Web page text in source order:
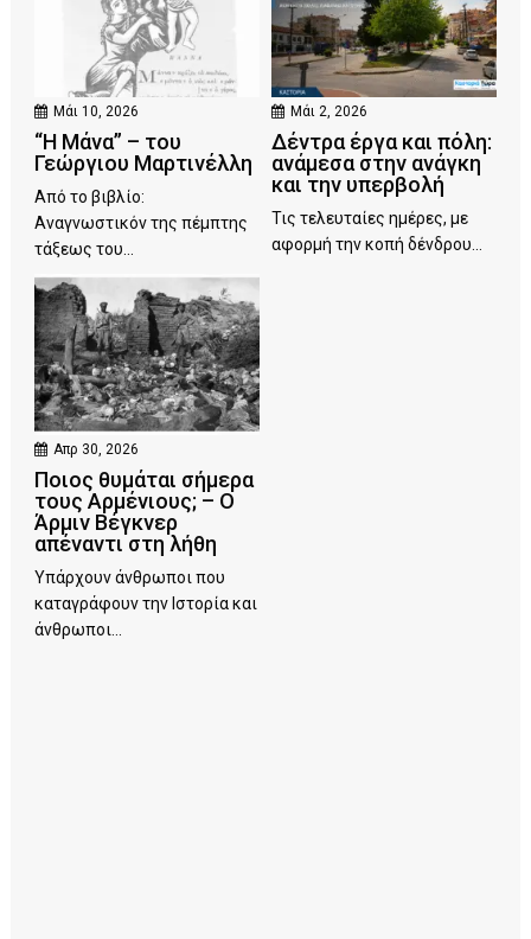
Μάι 10, 2026
“Η Μάνα” – του
Γεώργιου Μαρτινέλλη
Από το βιβλίο:
Αναγνωστικόν της πέμπτης
τάξεως του...
Μάι 2, 2026
Δέντρα έργα και πόλη:
ανάμεσα στην ανάγκη
και την υπερβολή
Τις τελευταίες ημέρες, με
αφορμή την κοπή δένδρου...
Απρ 30, 2026
Ποιος θυμάται σήμερα
τους Αρμένιους; – Ο
Άρμιν Βέγκνερ
απέναντι στη λήθη
Υπάρχουν άνθρωποι που
καταγράφουν την Ιστορία και
άνθρωποι...